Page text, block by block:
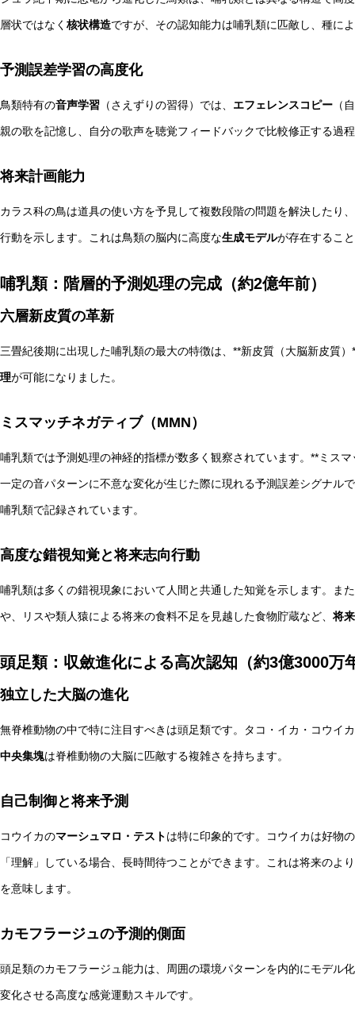
層状ではなく 核状構造ですが、その認知能力は哺乳類に匹敵し、種に
予測誤差学習の高度化
鳥類特有の音声学習 （さえずりの習得）では、 エフェレンスコピー （
親の歌を記憶し、自分の歌声を聴覚フィードバックで比較修正する過
将来計画能力
カラス科の鳥は道具の使い方を予見して複数段階の問題を解決したり
行動を示します。これは鳥類の脳内に高度な生成モデルが存在するこ
哺乳類：階層的予測処理の完成（約2億年前）
六層新皮質の革新
三畳紀後期に出現した哺乳類の最大の特徴は、**新皮質（大脳新皮質
理が可能になりました。
ミスマッチネガティブ（MMN）
哺乳類では予測処理の神経的指標が数多く観察されています。**ミス
一定の音パターンに不意な変化が生じた際に現れる予測誤差シグナル
哺乳類で記録されています。
高度な錯視知覚と将来志向行動
哺乳類は多くの錯視現象において人間と共通した知覚を示します。ま
や、リスや類人猿による将来の食料不足を見越した食物貯蔵など、将
頭足類：収斂進化による高次認知（約3億3000万
独立した大脳の進化
無脊椎動物の中で特に注目すべきは頭足類です。タコ・イカ・コウイ
中央集塊は脊椎動物の大脳に匹敵する複雑さを持ちます。
自己制御と将来予測
コウイカのマーシュマロ・テストは特に印象的です。コウイカは好物
「理解」している場合、長時間待つことができます。これは将来の
を意味します。
カモフラージュの予測的側面
頭足類のカモフラージュ能力は、周囲の環境パターンを内的にモデル
変化させる高度な感覚運動スキルです。